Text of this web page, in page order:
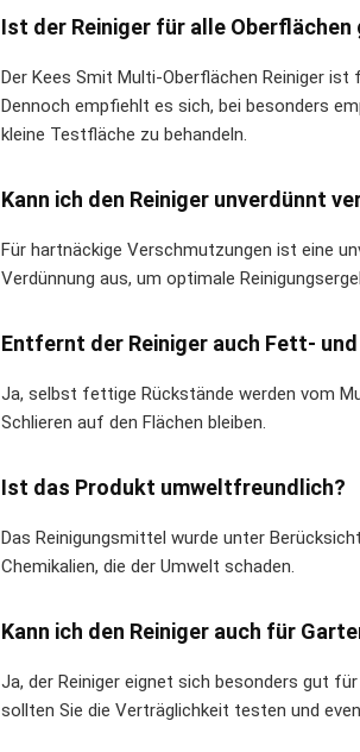
Ist der Reiniger für alle Oberflächen
Der Kees Smit Multi-Oberflächen Reiniger
Dennoch empfiehlt es sich, bei besonders
kleine Testfläche zu behandeln.
Kann ich den Reiniger unverdünnt
Für hartnäckige Verschmutzungen ist eine
Verdünnung aus, um optimale
Entfernt der Reiniger auch Fett-
Ja, selbst fettige Rückstände werden vom
Schlieren auf den Flächen bleiben.
Ist das Produkt umweltfreundlich?
Das Reinigungsmittel wurde unter
Chemikalien, die der Umwelt schaden.
Kann ich den Reiniger auch für
Ja, der Reiniger eignet sich besonders gut
sollten Sie die Verträglichkeit testen und